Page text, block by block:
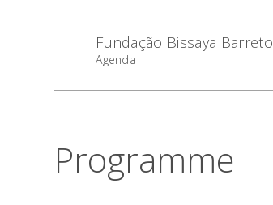
Fundação Bissaya Barreto
Agenda
Programme